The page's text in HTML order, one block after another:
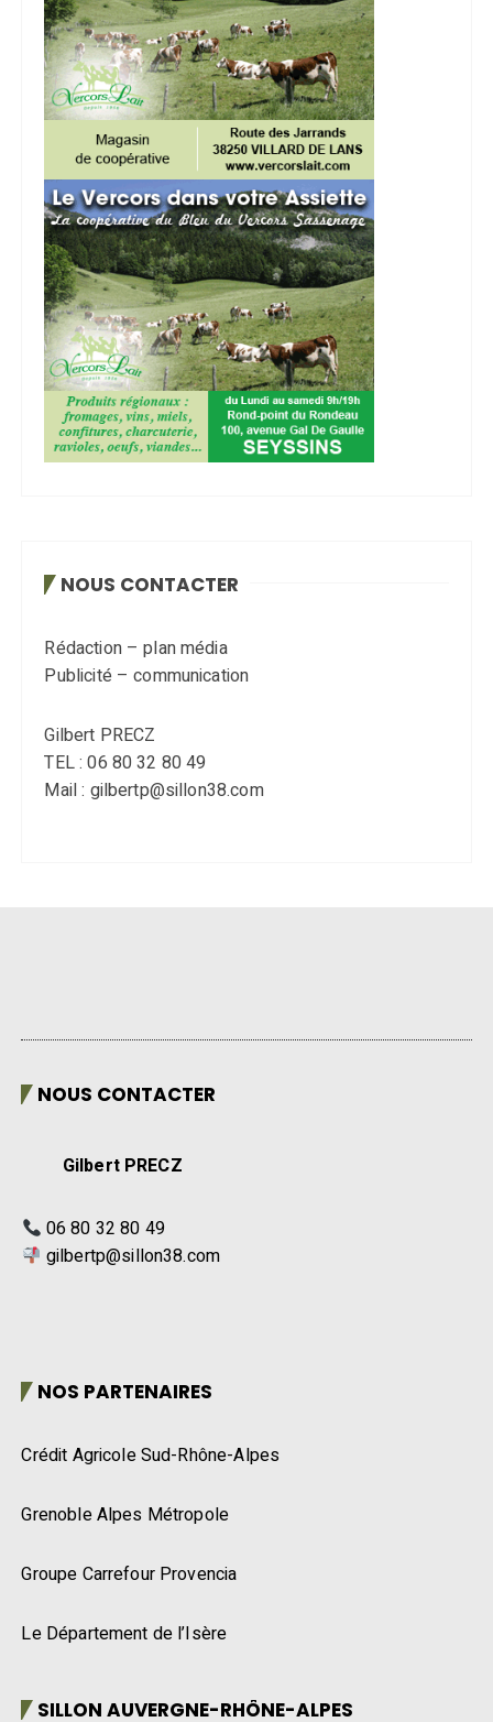
NOUS CONTACTER
Rédaction – plan média
Publicité – communication
Gilbert PRECZ
TEL : 06 80 32 80 49
Mail : gilbertp@sillon38.com
NOUS CONTACTER
Gilbert PRECZ
06 80 32 80 49
gilbertp@sillon38.com
NOS PARTENAIRES
Crédit Agricole Sud-Rhône-Alpes
Grenoble Alpes Métropole
Groupe Carrefour Provencia
Le Département de l’Isère
SILLON AUVERGNE-RHÔNE-ALPES